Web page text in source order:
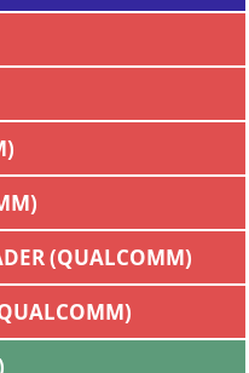
(QUALCOMM)